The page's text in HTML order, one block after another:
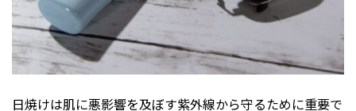
日焼けは肌に悪影響を及ぼす紫外線から守るために重要で